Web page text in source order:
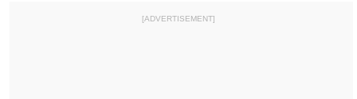
[ADVERTISEMENT]